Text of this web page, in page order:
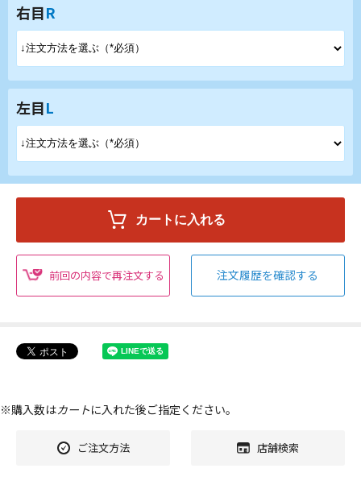
右目R
左目L
前回の内容で再注文する 注文履歴を確認する
※購入数はカートに入れた後ご指定ください。
ご注文方法 店舗検索